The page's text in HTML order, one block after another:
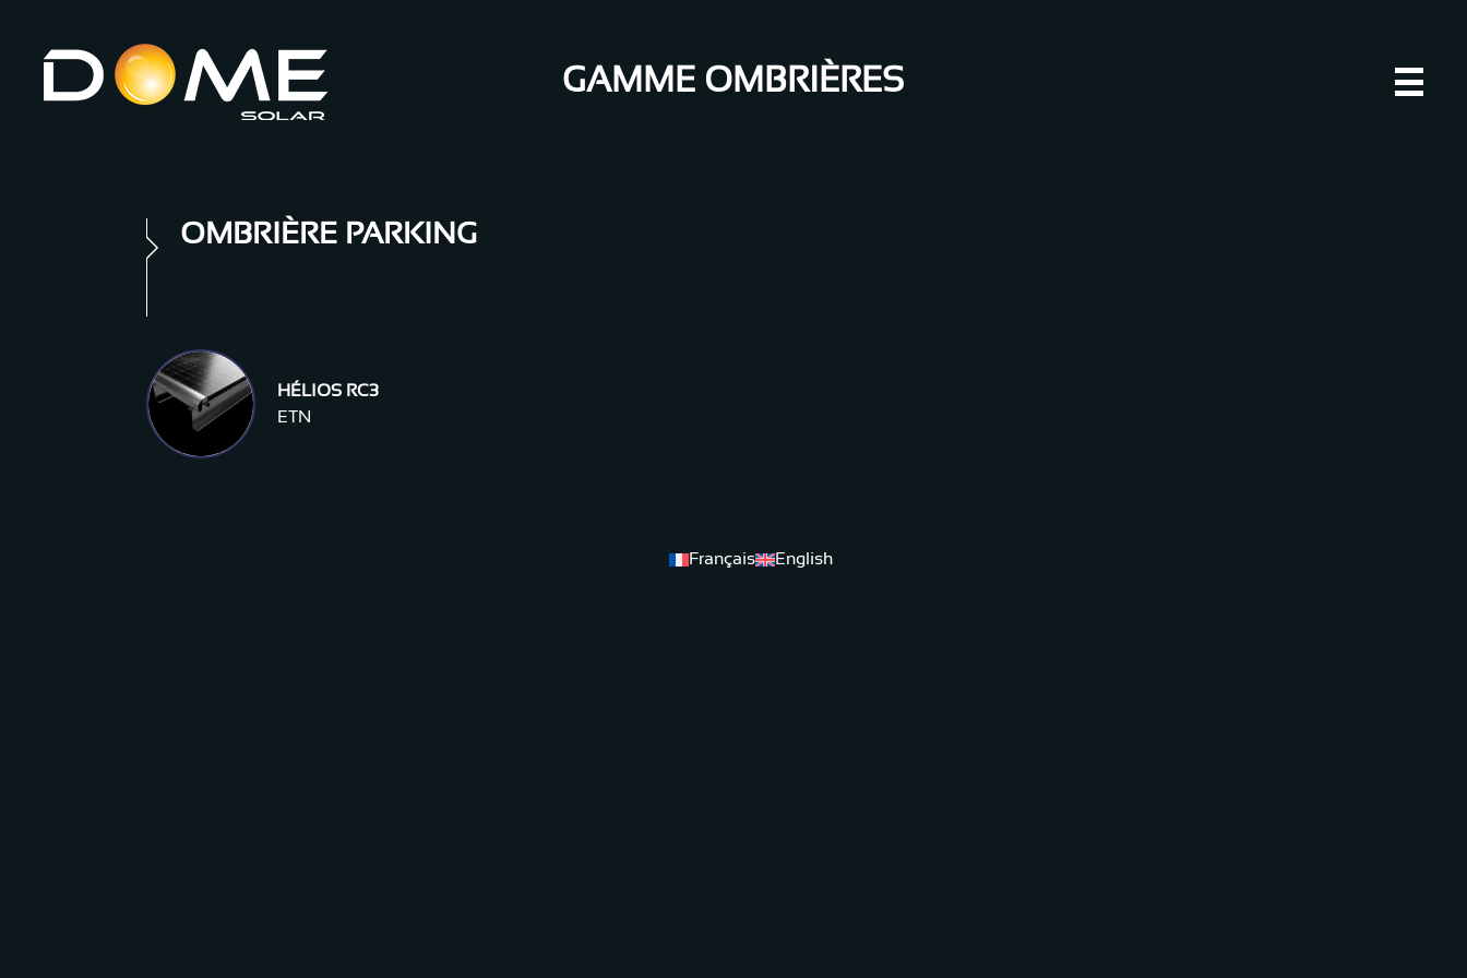
GAMME OMBRIÈRES
OMBRIÈRE PARKING
HÉLIOS RC3
ETN
Français English